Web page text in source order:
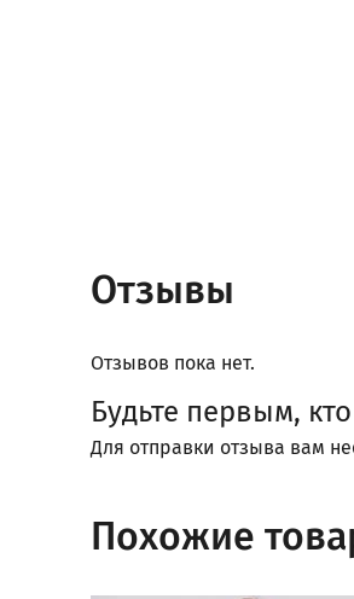
Отзывы
Отзывов пока нет.
Будьте первым,
Для отправки отзыва вам
Похожие